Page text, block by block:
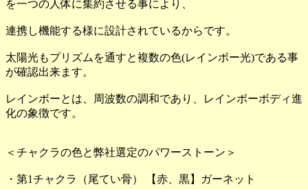
を一つの人体に集約させる事により、
連携し機能する様に設計されているからです。
太陽光もプリズムを通すと複数の色(レインボー光)である事
が確認出来ます。
レインボーとは、周波数の調和であり、レインボーボディ進
化の象徴です。
＜チャクラの色と弊社選定のパワーストーン＞
・第1チャクラ（尾てい骨） 【赤、黒】ガーネット